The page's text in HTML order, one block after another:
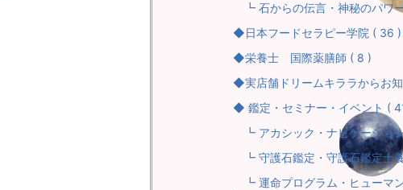
┗ 石からの伝言・神秘のパワ
◆日本フードセラピー学院 ( 36 )
◆栄養士 国際薬膳師 ( 8 )
◆実店舗ドリームキララからお
◆ 鑑定・セミナー・イベント (
┗ アカシック・ナビゲーショ
┗ 守護石鑑定・守護石鑑定士
┗ 運命プログラム・ヒューマ